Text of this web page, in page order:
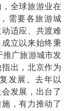
全球旅游业在
需要各旅游城
适应、共渡难
立以来始终秉
推广旅游城市发
出，北京作为
发展。去年以
发展，出台了
，有力推动了